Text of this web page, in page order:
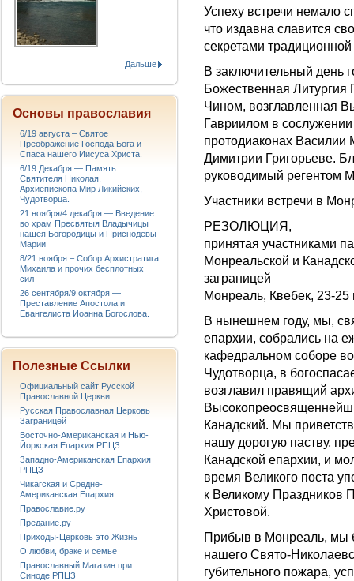
Успеху встречи немало
что издавна славится
секретами
В заключительный день
Божественная
Чином, возглавленная
Гавриилом в
протодиаконах
Димитрии Григорьеве.
руководимый регентом
Участники встречи в
РЕЗОЛЮЦИЯ,
принятая участниками
Монреальской и
заграницей
Монреаль, Квебек, 23-25
В нынешнем году, мы,
епархии, собрались на
кафедральном соборе
Чудотворца, в
возглавил правящий
Канадский. Мы
нашу дорогую паству,
Канадской епархии, и
время Великого поста
к Великому Праздников
Христовой.
Прибыв в Монреаль, мы
нашего Свято-
губительного пожара,
Дальше
Основы православия
6/19 августа – Святое
Преображение Господа Бога и
Спаса нашего Иисуса Христа.
6/19 Декабря — Память
Святителя Николая,
Архиепископа Мир Ликийских,
Чудотворца.
21 ноября/4 декабря — Введение
во храм Пресвятыя Владычицы
нашея Богородицы и Приснодевы
Марии
8/21 ноября – Собор Архистратига
Михаила и прочих бесплотных
сил
26 сентября/9 октября —
Преставление Апостола и
Евангелиста Иоанна Богослова.
Полезные Ссылки
Официальный сайт Русской
Православной Церкви
Русская Православная Церковь
Заграницей
Восточно-Американская и Нью-
Йоркская Епархия РПЦЗ
Западно-Американская Епархия
РПЦЗ
Чикагская и Средне-
Американская Епархия
Православие.ру
Предание.ру
Приходы-Церковь это Жизнь
О любви, браке и семье
Православный Магазин при
Синоде РПЦЗ